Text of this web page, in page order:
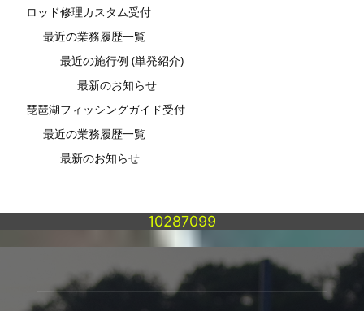
ロッド修理カスタム受付
最近の業務履歴一覧
最近の施行例 (単発紹介)
最新のお知らせ
琵琶湖フィッシングガイド受付
最近の業務履歴一覧
最新のお知らせ
10287099